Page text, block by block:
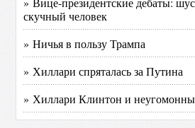
скучный человек
» Ничья в пользу Трампа
» Хиллари спряталась за Путина
» Хиллари Клинтон и